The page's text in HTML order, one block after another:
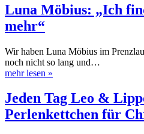
Luna Möbius: „Ich
mehr“
Wir haben Luna Möbius im
noch nicht so lang und…
mehr lesen »
Jeden Tag Leo &
Perlenkettchen für